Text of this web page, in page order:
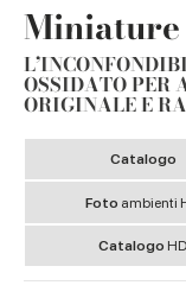
Miniature
OSSIDATO PER
ORIGINALE E
Catalogo
Foto ambienti
Catalogo HD